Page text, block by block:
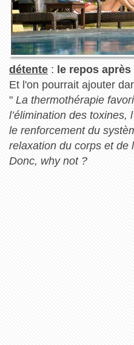
détente: le repos
Et l'on pourrait ajouter
" La thermothérapie
l’élimination des toxines,
le renforcement du
relaxation du corps et de
Donc, why not ?